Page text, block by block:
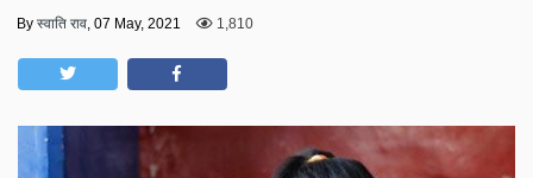
By स्वाति राव, 07 May, 2021 1,810